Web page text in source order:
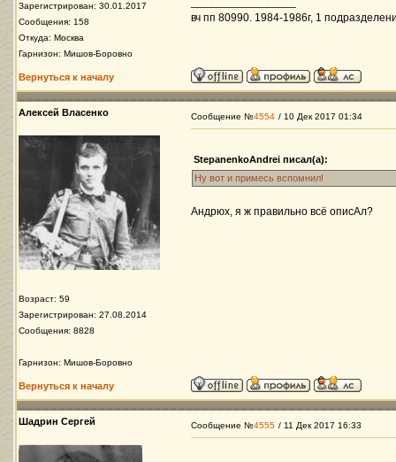
Зарегистрирован: 30.01.2017
Сообщения: 158
Откуда: Москва
Гарнизон: Мишов-Боровно
вч пп 80990. 1984-1986г, 1
Вернуться к началу
Алексей Власенко
Возраст: 59
Зарегистрирован: 27.08.2014
Сообщения: 8828
Гарнизон: Мишов-Боровно
Сообщение №4554 / 10 Дек 2017 01:34
StepanenkoAndrei писал(а):
Ну вот и примесь вспомнил!
Андрюх, я ж правильно всё описАл?
Вернуться к началу
Шадрин Сергей Сообщение №4555 / 11 Дек 2017 16:33